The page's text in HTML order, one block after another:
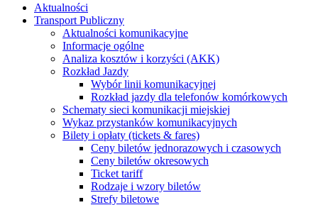
Aktualności
Transport Publiczny
Aktualności komunikacyjne
Informacje ogólne
Analiza kosztów i korzyści (AKK)
Rozkład Jazdy
Wybór linii komunikacyjnej
Rozkład jazdy dla telefonów komórkowych
Schematy sieci komunikacji miejskiej
Wykaz przystanków komunikacyjnych
Bilety i opłaty (tickets & fares)
Ceny biletów jednorazowych i czasowych
Ceny biletów okresowych
Ticket tariff
Rodzaje i wzory biletów
Strefy biletowe